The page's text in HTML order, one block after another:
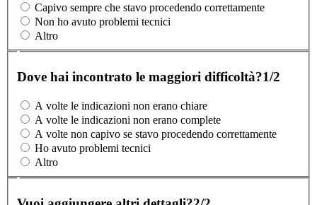
Capivo sempre che stavo procedendo correttamente
Non ho avuto problemi tecnici
Altro
Dove hai incontrato le maggiori difficoltà?1/2
A volte le indicazioni non erano chiare
A volte le indicazioni non erano complete
A volte non capivo se stavo procedendo correttamente
Ho avuto problemi tecnici
Altro